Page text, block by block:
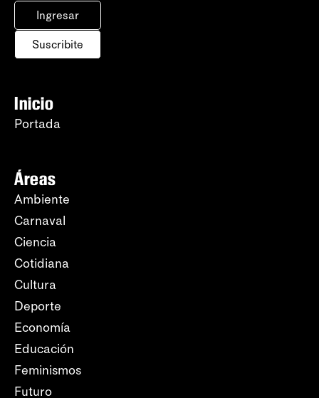
Ingresar
Suscribite
Inicio
Portada
Áreas
Ambiente
Carnaval
Ciencia
Cotidiana
Cultura
Deporte
Economía
Educación
Feminismos
Futuro